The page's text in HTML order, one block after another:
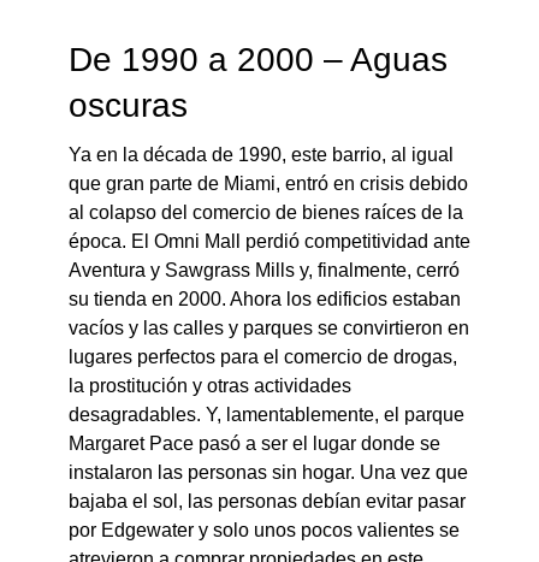
De 1990 a 2000 – Aguas
oscuras
Ya en la década de 1990, este barrio, al igual
que gran parte de Miami, entró en crisis debido
al colapso del comercio de bienes raíces de la
época. El Omni Mall perdió competitividad ante
Aventura y Sawgrass Mills y, finalmente, cerró
su tienda en 2000. Ahora los edificios estaban
vacíos y las calles y parques se convirtieron en
lugares perfectos para el comercio de drogas,
la prostitución y otras actividades
desagradables. Y, lamentablemente, el parque
Margaret Pace pasó a ser el lugar donde se
instalaron las personas sin hogar. Una vez que
bajaba el sol, las personas debían evitar pasar
por Edgewater y solo unos pocos valientes se